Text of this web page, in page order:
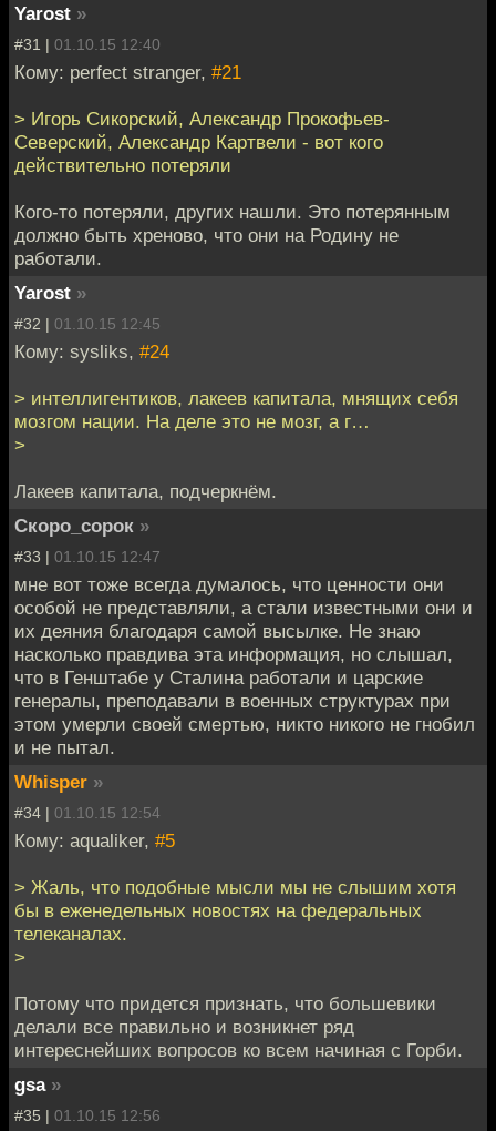
Yarost »
#31 | 01.10.15 12:40
Кому: perfect stranger, #21
> Игорь Сикорский, Александр Прокофьев-
Северский, Александр Картвели - вот кого
действительно потеряли
Кого-то потеряли, других нашли. Это потерянным
должно быть хреново, что они на Родину не
работали.
Yarost »
#32 | 01.10.15 12:45
Кому: sysliks, #24
> интеллигентиков, лакеев капитала, мнящих себя
мозгом нации. На деле это не мозг, а г…
>
Лакеев капитала, подчеркнём.
Скоро_сорок »
#33 | 01.10.15 12:47
мне вот тоже всегда думалось, что ценности они
особой не представляли, а стали известными они и
их деяния благодаря самой высылке. Не знаю
насколько правдива эта информация, но слышал,
что в Генштабе у Сталина работали и царские
генералы, преподавали в военных структурах при
этом умерли своей смертью, никто никого не гнобил
и не пытал.
Whisper »
#34 | 01.10.15 12:54
Кому: aqualiker, #5
> Жаль, что подобные мысли мы не слышим хотя
бы в еженедельных новостях на федеральных
телеканалах.
>
Потому что придется признать, что большевики
делали все правильно и возникнет ряд
интереснейших вопросов ко всем начиная с Горби.
gsa »
#35 | 01.10.15 12:56